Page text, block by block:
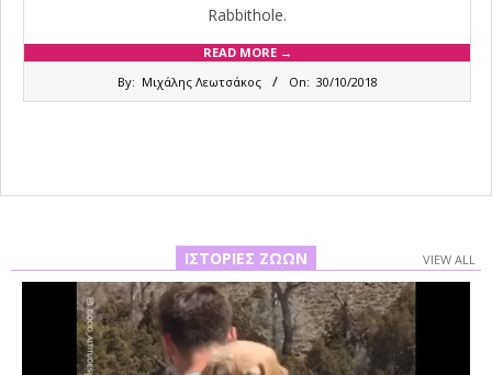
Rabbithole.
READ MORE →
By: Μιχάλης Λεωτσάκος On: 30/10/2018
ΙΣΤΟΡΊΕΣ ΖΏΩΝ VIEW ALL